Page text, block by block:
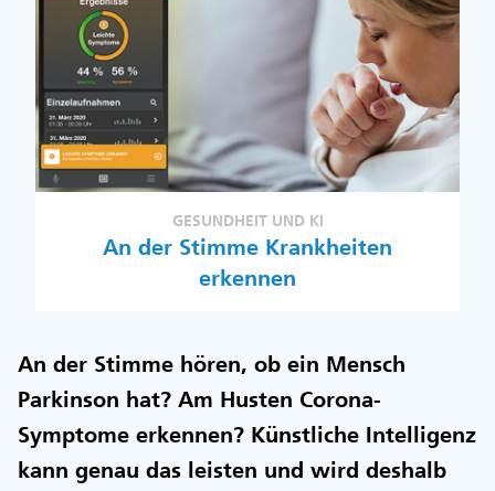
GESUNDHEIT UND KI
An der Stimme Krankheiten
erkennen
An der Stimme hören, ob ein Mensch
Parkinson hat? Am Husten Corona-
Symptome erkennen? Künstliche Intelligenz
kann genau das leisten und wird deshalb